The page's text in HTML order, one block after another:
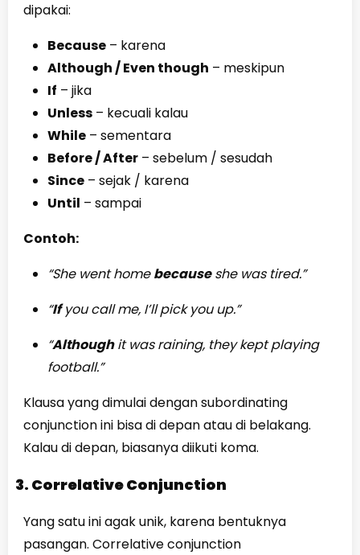
dipakai:
Because– karena
Although / Even though – meskipun
If – jika
Unless– kecuali kalau
While– sementara
Before / After– sebelum / sesudah
Since– sejak / karena
Until – sampai
Contoh:
“She went homebecauseshe was tired.”
“Ifyou call me, I’ll pick you up.”
“Althoughit was raining, they kept playing
football.”
Klausa yang dimulai dengan subordinating
conjunction ini bisa di depan atau di belakang.
Kalau di depan, biasanya diikuti koma.
3. Correlative Conjunction
Yang satu ini agak unik, karena bentuknya
pasangan. Correlative conjunction